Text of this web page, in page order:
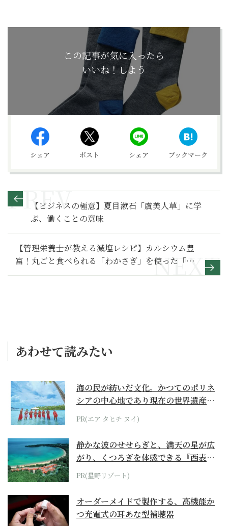
この記事が気に入ったら
いいね！しよう
シェア ポスト シェア ブックマーク
【ビジネスの極意】夏目漱石「虞美人草」に学
ぶ、働くことの意味
【管理栄養士が教える減塩レシピ】カルシウム豊
富！丸ごと食べられる「わかさぎ」を使った「カ
レーマヨ揚げ」「アヒージョ」
あわせて読みたい
海の民が紡いだ文化。かつてのポリネ
シアの中心地であり現在の世界遺産か
らみえてくる...
PR(エア タヒチ ヌイ)
静かな波のせせらぎと、満天の星が広
がり、くつろぎを体感できる『西表島
ホテル by...
PR(星野リゾート)
オーダーメイドで製作する、高機能か
つ充電式の耳あな型補聴器